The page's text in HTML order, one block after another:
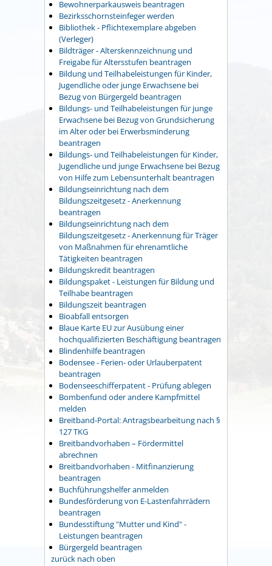
Bewohnerparkausweis beantragen
Bezirksschornsteinfeger werden
Bibliothek - Pflichtexemplare abgeben
(Verleger)
Bildträger - Alterskennzeichnung und
Freigabe für Altersstufen beantragen
Bildung und Teilhabeleistungen für Kinder,
Jugendliche oder junge Erwachsene bei
Bezug von Bürgergeld beantragen
Bildungs- und Teilhabeleistungen für junge
Erwachsene bei Bezug von Grundsicherung
im Alter oder bei Erwerbsminderung
beantragen
Bildungs- und Teilhabeleistungen für Kinder,
Jugendliche und junge Erwachsene bei Bezug
von Hilfe zum Lebensunterhalt beantragen
Bildungseinrichtung nach dem
Bildungszeitgesetz - Anerkennung
beantragen
Bildungseinrichtung nach dem
Bildungszeitgesetz - Anerkennung für Träger
von Maßnahmen für ehrenamtliche
Tätigkeiten beantragen
Bildungskredit beantragen
Bildungspaket - Leistungen für Bildung und
Teilhabe beantragen
Bildungszeit beantragen
Bioabfall entsorgen
Blaue Karte EU zur Ausübung einer
hochqualifizierten Beschäftigung beantragen
Blindenhilfe beantragen
Bodensee - Ferien- oder Urlauberpatent
beantragen
Bodenseeschifferpatent - Prüfung ablegen
Bombenfund oder andere Kampfmittel
melden
Breitband-Portal: Antragsbearbeitung nach §
127 TKG
Breitbandvorhaben – Fördermittel
abrechnen
Breitbandvorhaben - Mitfinanzierung
beantragen
Buchführungshelfer anmelden
Bundesförderung von E-Lastenfahrrädern
beantragen
Bundesstiftung "Mutter und Kind" -
Leistungen beantragen
Bürgergeld beantragen
zurück nach oben